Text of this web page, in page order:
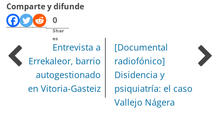
Comparte y difunde
0
Shar
es
Entrevista a
Errekaleor, barrio
autogestionado
en Vitoria-Gasteiz
[Documental
radiofónico]
Disidencia y
psiquiatría: el caso
Vallejo Nágera